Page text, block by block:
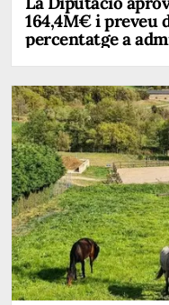
164,4M€ i preveu destinar un fort
percentatge a